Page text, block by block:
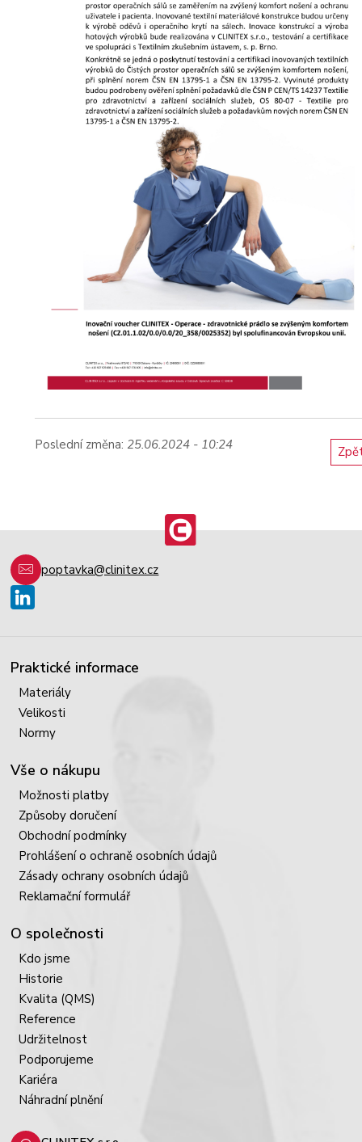
Poslední změna: 25.06.2024 - 10:24
poptavka@clinitex.cz
Praktické informace
Materiály
Velikosti
Normy
Vše o nákupu
Možnosti platby
Způsoby doručení
Obchodní podmínky
Prohlášení o ochraně osobních údajů
Zásady ochrany osobních údajů
Reklamační formulář
O společnosti
Kdo jsme
Historie
Kvalita (QMS)
Reference
Udržitelnost
Podporujeme
Kariéra
Náhradní plnění